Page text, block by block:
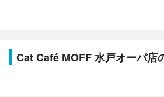
Cat Café MOFF 水戸オーパ店